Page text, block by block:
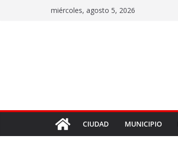
miércoles, agosto 5, 2026
CIUDAD MUNICIPIO